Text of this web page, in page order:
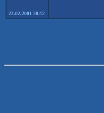
22.02.2001 20:12